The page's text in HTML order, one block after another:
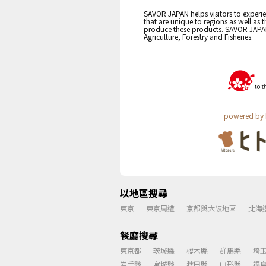
SAVOR JAPAN helps visitors to
that are unique to regions as well as
produce these products. SAVOR
Agriculture, Forestry and Fisheries.
powered by
以地區搜尋
東京 東京周遭 京都與大阪地區 北海
餐廳搜尋
東京都 茨城縣 櫪木縣 群馬縣
埼
岩手縣
宮城縣 秋田縣 山形縣 福